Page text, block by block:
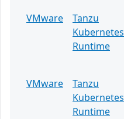
VMware
Tanzu
Kubernetes
Runtime
VMware
Tanzu
Kubernetes
Runtime